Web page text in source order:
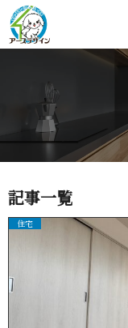
記 事 一 覧
住宅